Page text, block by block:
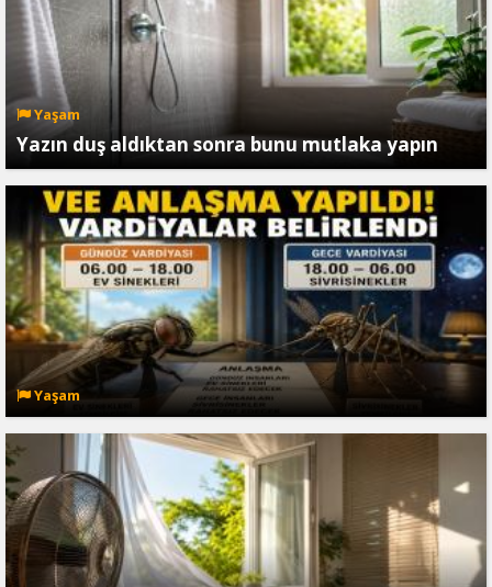
Yaşam
Yazın duş aldıktan sonra bunu mutlaka yapın
Yaşam